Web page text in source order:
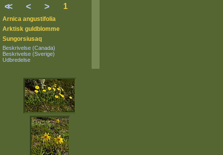
<< < > 1
Arnica angustifolia
Arktisk guldblomme
Sungorsiusaq
Beskrivelse (Canada)
Beskrivelse (Sverige)
Udbredelse